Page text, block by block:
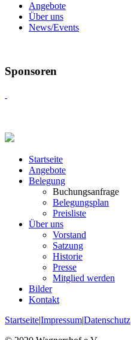
Angebote
Über uns
News/Events
Sponsoren
Startseite
Angebote
Belegung
Buchungsanfrage
Belegungsplan
Preisliste
Über uns
Vorstand
Satzung
Historie
Presse
Mitglied werden
Bilder
Kontakt
Startseite|Impressum|Datenschutz